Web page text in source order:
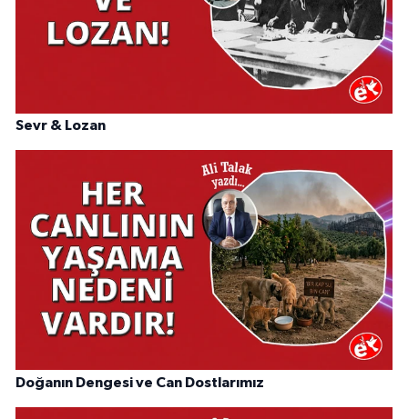
Sevr & Lozan
Doğanın Dengesi ve Can Dostlarımız